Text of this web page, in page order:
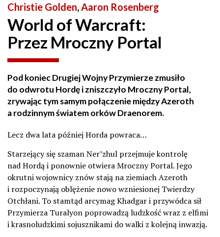
Christie Golden, Aaron Rosenberg
World of Warcraft:
Przez Mroczny Portal
Pod koniec Drugiej Wojny Przymierze zmusiło
do odwrotu Hordę i zniszczyło Mroczny Portal,
zrywając tym samym połączenie między Azeroth
a rodzinnym światem orków Draenorem.
Lecz dwa lata później Horda powraca…
Starzejący się szaman Ner’zhul przejmuje kontrolę
nad Hordą i ponownie otwiera Mroczny Portal. Jego
okrutni wojownicy znów stają na ziemiach Azeroth
i rozpoczynają oblężenie nowo wzniesionej Twierdzy
Otchłani. To stamtąd arcymag Khadgar i przywódca sił
Przymierza Turalyon poprowadzą ludzkość wraz z elfimi
i krasnoludzkimi sojusznikami do walki z kolejną inwazją.